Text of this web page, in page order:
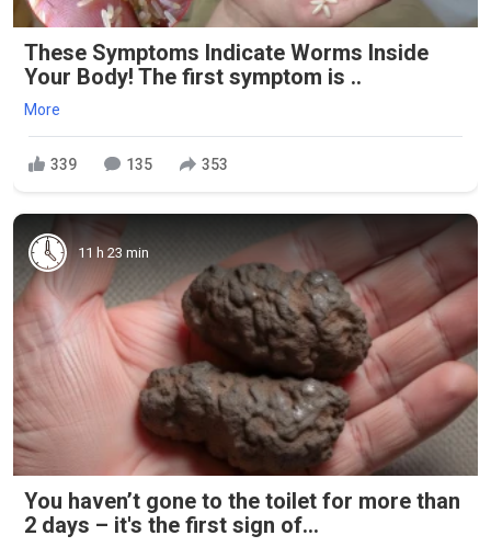
These Symptoms Indicate Worms Inside
Your Body! The first symptom is ..
More
339 135 353
11 h 23 min
You haven’t gone to the toilet for more than
2 days – it's the first sign of...